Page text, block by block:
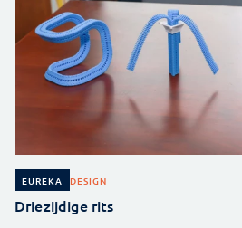
EUREKA DESIGN
Driezijdige rits